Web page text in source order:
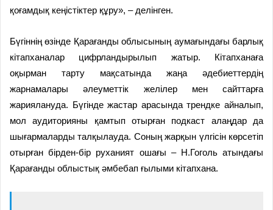
қоғамдық кеңістіктер құру», – делінген.
Бүгіннің өзінде Қарағанды облысының аумағындағы барлық
кітапханалар цифрландырылып жатыр. Кітапханаға
оқырман тарту мақсатында жаңа әдебиеттердің
жарнамалары әлеуметтік желілер мен сайттарға
жариялануда. Бүгінде жастар арасында трендке айналып,
мол аудиторияны қамтып отырған подкаст алаңдар да
шығармаларды талқылауда. Соның жарқын үлгісін көрсетіп
отырған бірден-бір руханият ошағы – Н.Гоголь атындағы
Қарағанды облыстық әмбебап ғылыми кітапхана.